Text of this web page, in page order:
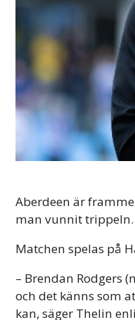
Aberdeen är
man vunnit trippeln.
Matchen spelas på
– Brendan Rodgers
och det känns som
kan, säger Thelin